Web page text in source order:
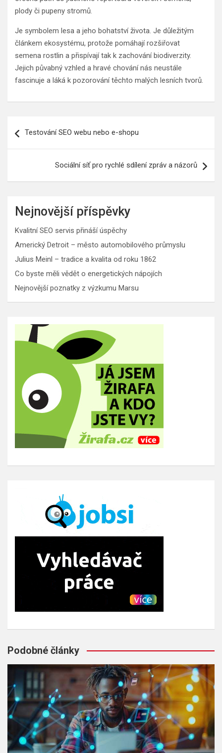
plody či pupeny stromů.
Je symbolem lesa a jeho bohatství života. Je důležitým
článkem ekosystému, protože pomáhají rozšiřovat
semena rostlin a přispívají tak k zachování biodiverzity.
Jejich půvabný vzhled a hravé chování nás neustále
fascinuje a láká k pozorování těchto malých lesních tvorů.
pro
Testování SEO webu nebo e-shopu
Sociální síť pro rychlé sdílení zpráv a názorů
Nejnovější příspěvky
Kvalitní SEO servis přináší úspěchy
Americký Detroit – město automobilového průmyslu
Julius Meinl – tradice a kvalita od roku 1862
Co byste měli vědět o energetických nápojích
Nejnovější poznatky z výzkumu Marsu
Podobné články